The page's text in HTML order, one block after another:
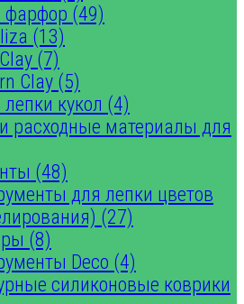
(49)
(13)
(7)
Clay (5)
кукол (4)
расходные материалы для
(48)
для лепки цветов
(27)
(8)
Deco (4)
силиконовые коврики